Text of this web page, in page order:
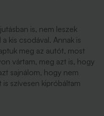
is, nem leszek
kis csodával. Annak is
meg az autót, most
vártam, meg azt is, hogy
sajnálom, hogy nem
szívesen kipróbáltam